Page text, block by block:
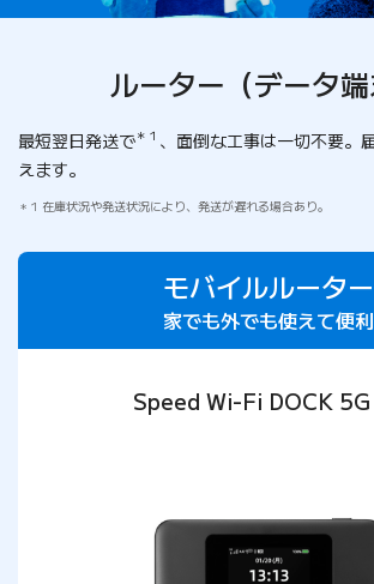
ルーター（データ端
最短翌日発送で＊１ 、面倒な工事は一切不要。
えます。
1 在庫状況や発送状況により、発送が遅れる場合あり。
モバイルルーター
家でも外でも使えて便利
Speed Wi-Fi DOCK